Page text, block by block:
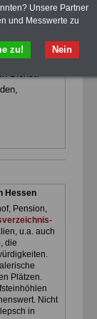
des
Beihilfe,
Dienst.
Hessen
Pension,
u.a. auch
die
Plätzen.
Nicht
in
Unsere Partner
und Messwerte zu
Nein
zu!